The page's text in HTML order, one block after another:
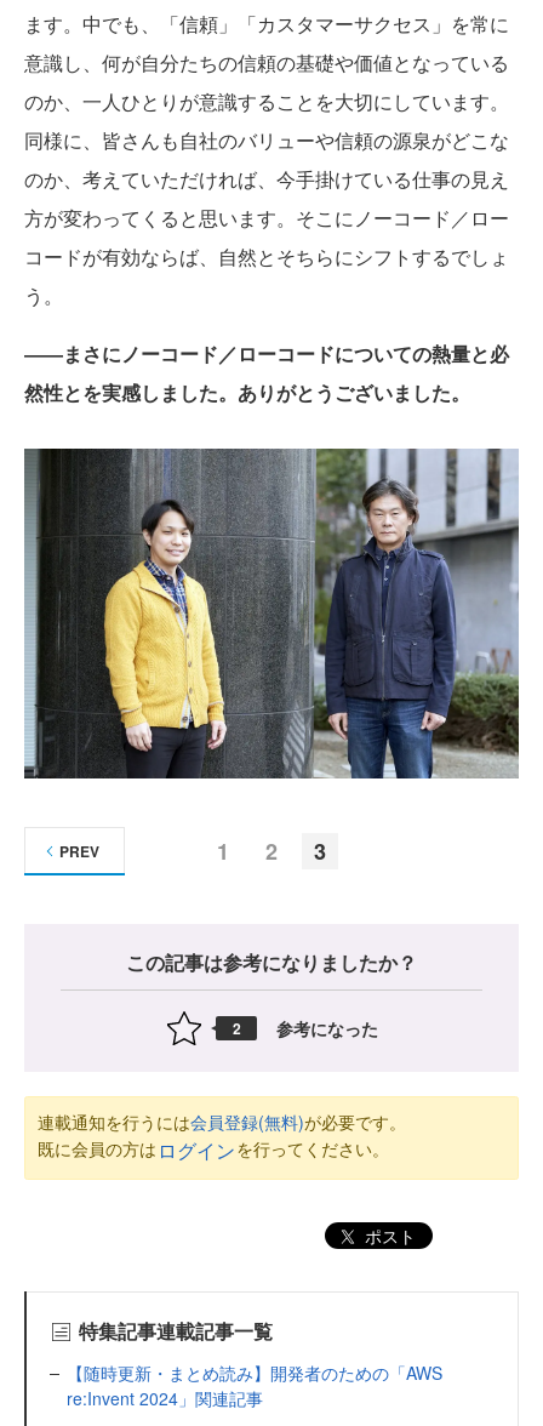
ます。中でも、「信頼」「カスタマーサクセス」を常に
意識し、何が自分たちの信頼の基礎や価値となっている
のか、一人ひとりが意識することを大切にしています。
同様に、皆さんも自社のバリューや信頼の源泉がどこな
のか、考えていただければ、今手掛けている仕事の見え
方が変わってくると思います。そこにノーコード／ロー
コードが有効ならば、自然とそちらにシフトするでしょ
う。
――まさにノーコード／ローコードについての熱量と必
然性とを実感しました。ありがとうございました。
1 2 3
PREV
この記事は参考になりましたか？
2 参考になった
連載通知を行うには会員登録(無料)が必要です。
既に会員の方は ログインを行ってください。
ポスト
特集記事連載記事一覧
【随時更新・まとめ読み】開発者のための「AWS
re:Invent 2024」関連記事